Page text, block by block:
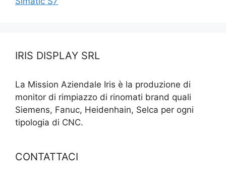
IRIS DISPLAY SRL
La Mission Aziendale Iris è la produzione di
monitor di rimpiazzo di rinomati brand quali
Siemens, Fanuc, Heidenhain, Selca per ogni
tipologia di CNC.
CONTATTACI